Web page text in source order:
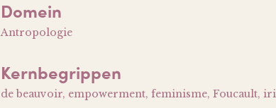
Domein
Antropologie
Kernbegrippen
de beauvoir, empowerment, feminisme, Foucault,